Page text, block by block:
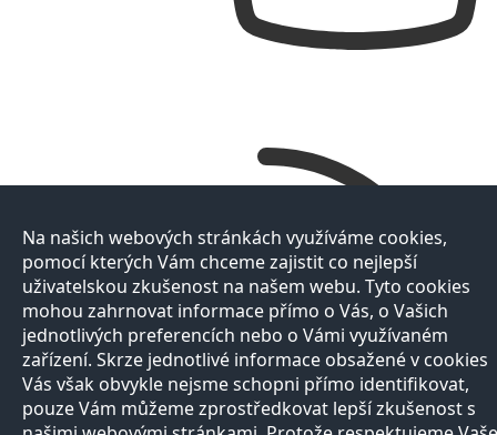
Na našich webových stránkách využíváme cookies,
pomocí kterých Vám chceme zajistit co nejlepší
uživatelskou zkušenost na našem webu. Tyto cookies
mohou zahrnovat informace přímo o Vás, o Vašich
jednotlivých preferencích nebo o Vámi využívaném
zařízení. Skrze jednotlivé informace obsažené v cookies
Vás však obvykle nejsme schopni přímo identifikovat,
pouze Vám můžeme zprostředkovat lepší zkušenost s